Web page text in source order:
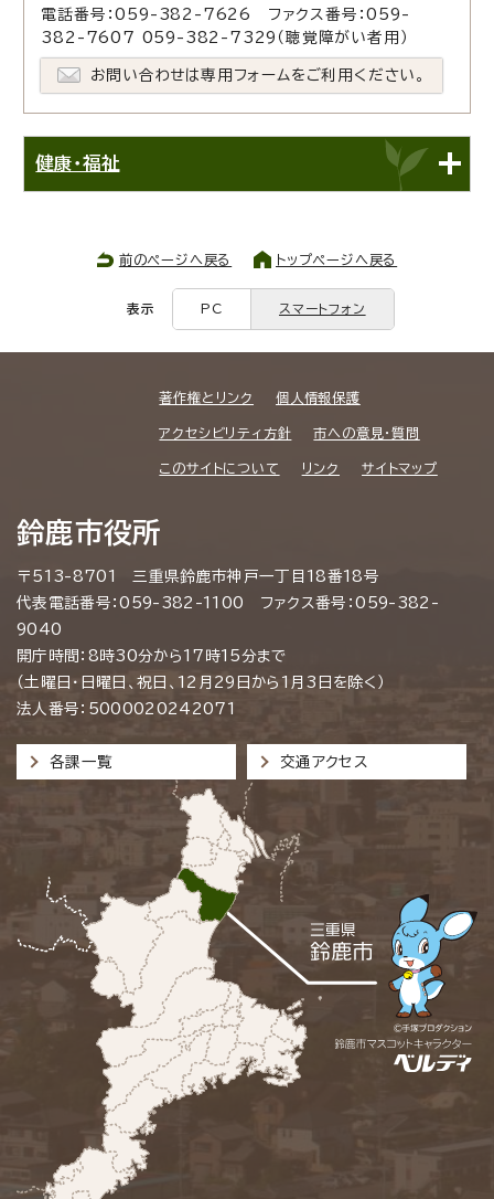
電話番号：059-382-7626 ファクス番号：059-
382-7607 059-382-7329（聴覚障がい者用）
お問い合わせは専用フォームをご利用ください。
健康・福祉
前のページへ戻る トップページへ戻る
表示 PC スマートフォン
著作権とリンク 個人情報保護
アクセシビリティ方針 市への意見・質問
このサイトについて リンク サイトマップ
鈴鹿市役所
〒513-8701 三重県鈴鹿市神戸一丁目18番18号
代表電話番号：059-382-1100 ファクス番号：059-382-
9040
開庁時間：8時30分から17時15分まで
（土曜日・日曜日、祝日、12月29日から1月3日を除く）
法人番号：5000020242071
各課一覧 交通アクセス